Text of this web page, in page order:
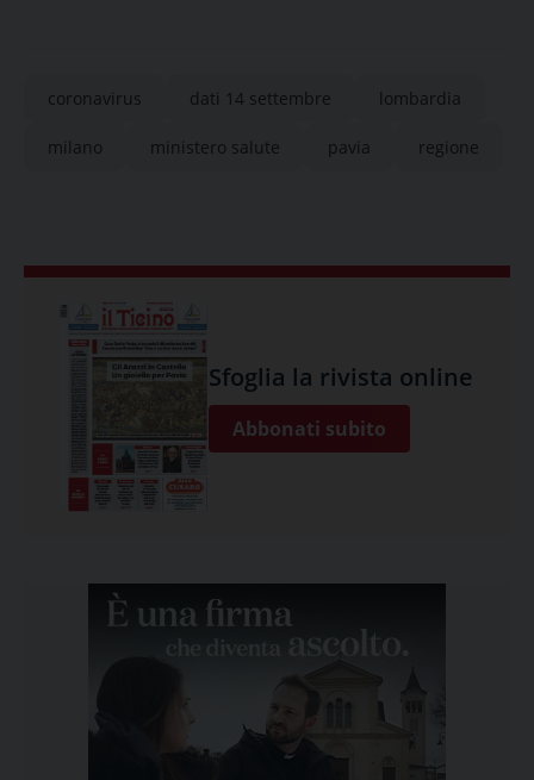
coronavirus dati 14 settembre lombardia
milano ministero salute pavia regione
Sfoglia la rivista online
Abbonati subito